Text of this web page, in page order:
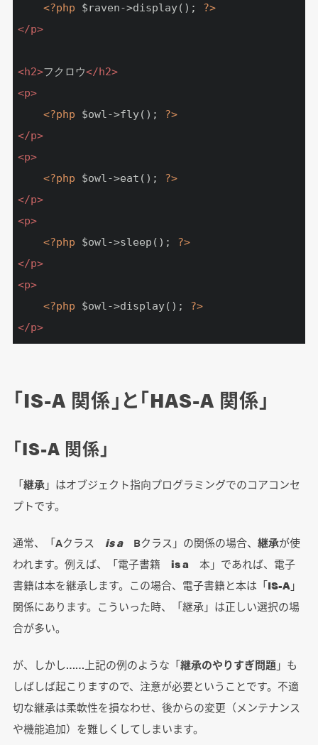
<?php $raven->display(); ?>
</p>
<h2>フクロウ</h2>
<p>
<?php $owl->fly(); ?>
</p>
<p>
<?php $owl->eat(); ?>
</p>
<p>
<?php $owl->sleep(); ?>
</p>
<p>
<?php $owl->display(); ?>
</p>
「IS-A 関係」と「HAS-A 関係」
「IS-A 関係」
「継承」はオブジェクト指向プログラミングでのコアコンセ
プトです。
通常、「Aクラス is aBクラス」の関係の場合、 継承が使
われます。例えば、「電子書籍 is a 本」であれば、電子
書籍は本を継承します。この場合、電子書籍と本は「IS-A」
関係にあります。こういった時、「継承」は正しい選択の場
合が多い。
が、しかし……上記の例のような「継承のやりすぎ問題」も
しばしば起こりますので、注意が必要ということです。不適
切な継承は柔軟性を損なわせ、後からの変更（メンテナンス
や機能追加）を難しくしてしまいます。